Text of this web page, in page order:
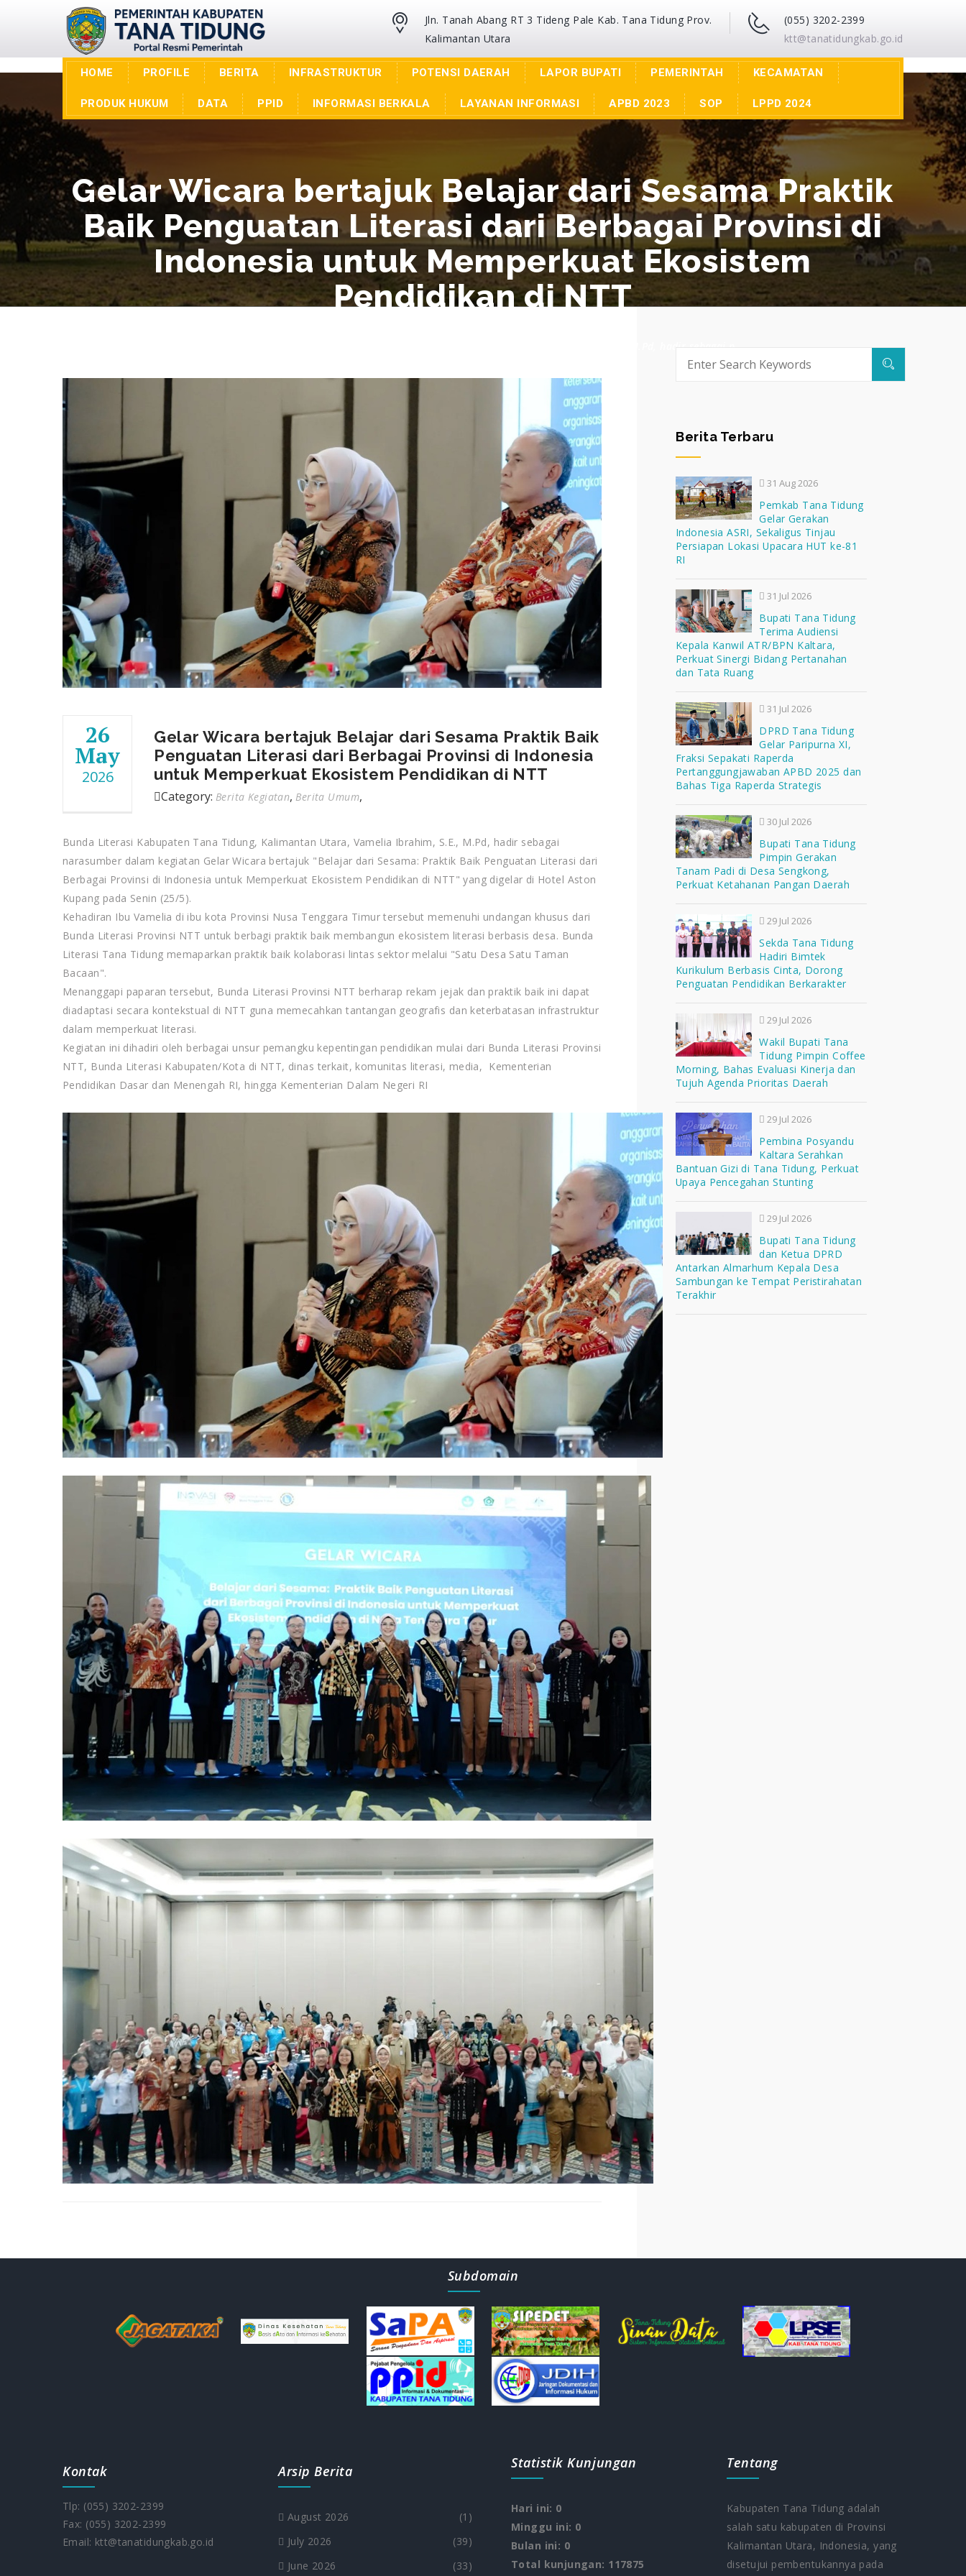
Jln. Tanah Abang RT 3 Tideng Pale Kab. Tana Tidung Prov.
Kalimantan Utara
(055) 3202-2399
ktt@tanatidungkab.go.id
HOME PROFILE BERITA INFRASTRUKTUR POTENSI DAERAH LAPOR BUPATI PEMERINTAH KECAMATAN
PRODUK HUKUM DATA PPID INFORMASI BERKALA LAYANAN INFORMASI APBD 2023 SOP LPPD 2024
Gelar Wicara bertajuk Belajar dari Sesama Praktik
Baik Penguatan Literasi dari Berbagai Provinsi di
Indonesia untuk Memperkuat Ekosistem
Pendidikan di NTT
26
May
2026
Gelar Wicara bertajuk Belajar dari Sesama Praktik Baik
Penguatan Literasi dari Berbagai Provinsi di Indonesia
untuk Memperkuat Ekosistem Pendidikan di NTT
Category: Berita Kegiatan,Berita Umum,
Bunda Literasi Kabupaten Tana Tidung, Kalimantan Utara, Vamelia Ibrahim, S.E., M.Pd, hadir sebagai
narasumber dalam kegiatan Gelar Wicara bertajuk "Belajar dari Sesama: Praktik Baik Penguatan Literasi dari
Berbagai Provinsi di Indonesia untuk Memperkuat Ekosistem Pendidikan di NTT" yang digelar di Hotel Aston
Kupang pada Senin (25/5).
Kehadiran Ibu Vamelia di ibu kota Provinsi Nusa Tenggara Timur tersebut memenuhi undangan khusus dari
Bunda Literasi Provinsi NTT untuk berbagi praktik baik membangun ekosistem literasi berbasis desa. Bunda
Literasi Tana Tidung memaparkan praktik baik kolaborasi lintas sektor melalui "Satu Desa Satu Taman
Bacaan".
Menanggapi paparan tersebut, Bunda Literasi Provinsi NTT berharap rekam jejak dan praktik baik ini dapat
diadaptasi secara kontekstual di NTT guna memecahkan tantangan geografis dan keterbatasan infrastruktur
dalam memperkuat literasi.
Kegiatan ini dihadiri oleh berbagai unsur pemangku kepentingan pendidikan mulai dari Bunda Literasi Provinsi
NTT, Bunda Literasi Kabupaten/Kota di NTT, dinas terkait, komunitas literasi, media, Kementerian
Pendidikan Dasar dan Menengah RI, hingga Kementerian Dalam Negeri RI
Berita Terbaru
31 Aug 2026
Pemkab Tana Tidung
Gelar Gerakan
Indonesia ASRI, Sekaligus Tinjau
Persiapan Lokasi Upacara HUT ke-81
RI
31 Jul 2026
Bupati Tana Tidung
Terima Audiensi
Kepala Kanwil ATR/BPN Kaltara,
Perkuat Sinergi Bidang Pertanahan
dan Tata Ruang
31 Jul 2026
DPRD Tana Tidung
Gelar Paripurna XI,
Fraksi Sepakati Raperda
Pertanggungjawaban APBD 2025 dan
Bahas Tiga Raperda Strategis
30 Jul 2026
Bupati Tana Tidung
Pimpin Gerakan
Tanam Padi di Desa Sengkong,
Perkuat Ketahanan Pangan Daerah
29 Jul 2026
Sekda Tana Tidung
Hadiri Bimtek
Kurikulum Berbasis Cinta, Dorong
Penguatan Pendidikan Berkarakter
29 Jul 2026
Wakil Bupati Tana
Tidung Pimpin Coffee
Morning, Bahas Evaluasi Kinerja dan
Tujuh Agenda Prioritas Daerah
29 Jul 2026
Pembina Posyandu
Kaltara Serahkan
Bantuan Gizi di Tana Tidung, Perkuat
Upaya Pencegahan Stunting
29 Jul 2026
Bupati Tana Tidung
dan Ketua DPRD
Antarkan Almarhum Kepala Desa
Sambungan ke Tempat Peristirahatan
Terakhir
Subdomain
Kontak
Tlp: (055) 3202-2399
Fax: (055) 3202-2399
Email: ktt@tanatidungkab.go.id
Arsip Berita
August 2026
(1)
July 2026
(39)
June 2026
(33)
Statistik Kunjungan
Hari ini: 0
Minggu ini: 0
Bulan ini: 0
Total kunjungan: 117875
Tentang
Kabupaten Tana Tidung adalah
salah satu kabupaten di Provinsi
Kalimantan Utara, Indonesia, yang
disetujui pembentukannya pada